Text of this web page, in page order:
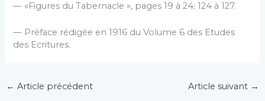
— «Figures du Tabernacle », pages 19 à 24; 124 à 127.
— Préface rédigée en 1916 du Volume 6 des Etudes
des Ecritures.
← Article précédent Article suivant →